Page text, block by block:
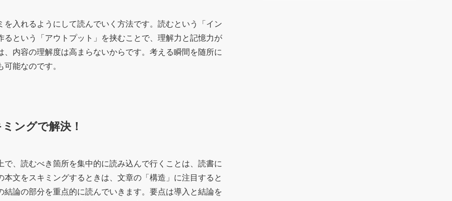
を入れるようにして読んでいく方法です。読むという「イン
という「アウトプット」を挟むことで、理解力と記憶力が
内容の理解度は高まらないからです。考える瞬間を随所に
能なのです。
ングで解決！
、読むべき箇所を集中的に読み込んで行くことは、読書に
文をスキミングするときは、文章の「構造」に注目すると
論の部分を重点的に読んでいきます。要点は導入と結論を